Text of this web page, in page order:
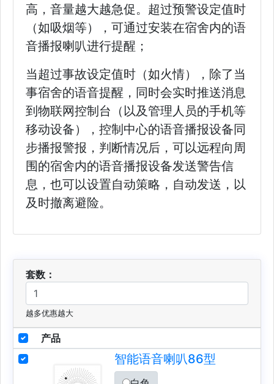
高，音量越大越急促。超过预警设定值时
（如吸烟等），可通过安装在宿舍内的语
音播报喇叭进行提醒；
当超过事故设定值时（如火情），除了当
事宿舍的语音提醒，同时会实时推送消息
到物联网控制台（以及管理人员的手机等
移动设备），控制中心的语音播报设备同
步播报警报，判断情况后，可以远程向周
围的宿舍内的语音播报设备发送警告信
息，也可以设置自动策略，自动发送，以
及时撤离避险。
套数：
越多优惠越大
产品
智能语音喇叭86型